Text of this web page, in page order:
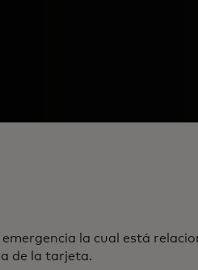
la cual está
de la tarjeta.